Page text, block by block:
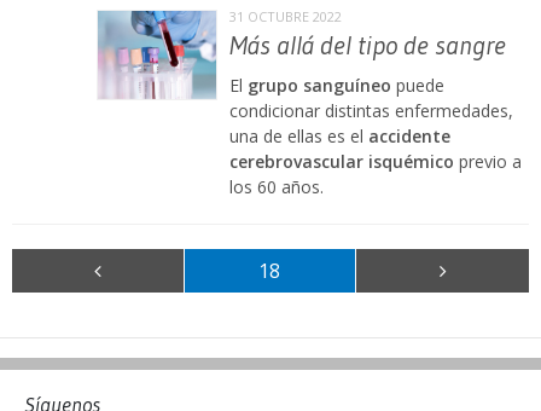
31 OCTUBRE 2022
Más allá del tipo de sangre
El grupo sanguíneo puede
condicionar distintas enfermedades,
una de ellas es el accidente
cerebrovascular isquémico previo a
los 60 años.
18
Síguenos